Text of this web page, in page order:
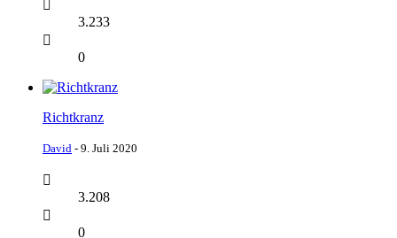
3.233
0
Richtkranz
David - 9. Juli 2020
3.208
0